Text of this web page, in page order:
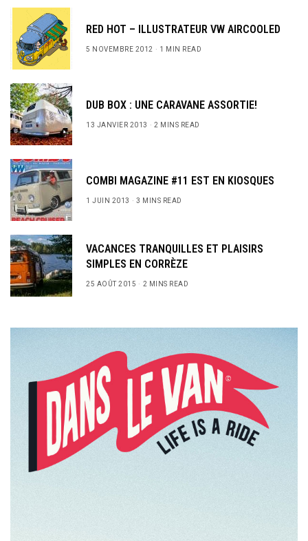
RED HOT – ILLUSTRATEUR VW AIRCOOLED
5 NOVEMBRE 2012 1 MIN READ
DUB BOX : UNE CARAVANE ASSORTIE!
13 JANVIER 2013 2 MINS READ
COMBI MAGAZINE #11 EST EN KIOSQUES
1 JUIN 2013 3 MINS READ
VACANCES TRANQUILLES ET PLAISIRS
SIMPLES EN CORRÈZE
25 AOÛT 2015 2 MINS READ